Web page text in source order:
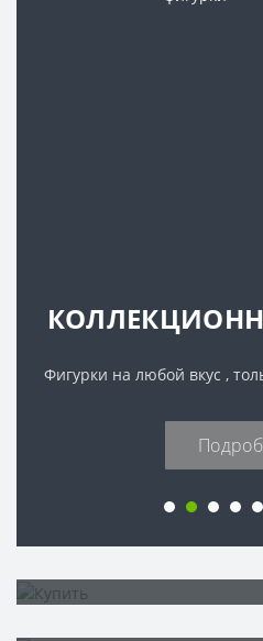
Фигурки на любой вкус ,
Подписка Xbox
Подписка EA Play (PRO)